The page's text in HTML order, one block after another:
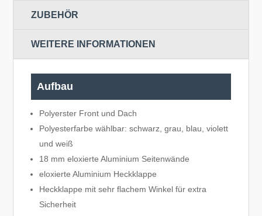
ZUBEHÖR
WEITERE INFORMATIONEN
Aufbau
Polyerster Front und Dach
Polyesterfarbe wählbar: schwarz, grau, blau, violett
und weiß
18 mm eloxierte Aluminium Seitenwände
eloxierte Aluminium Heckklappe
Heckklappe mit sehr flachem Winkel für extra
Sicherheit